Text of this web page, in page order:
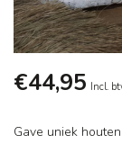
€44,95 Incl.
Gave uniek